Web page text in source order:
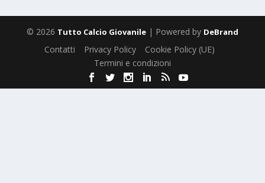
© 2026 Tutto Calcio Giovanile | Powered by DeBrand
Contatti Privacy Policy
Cookie Policy (UE)
Termini e condizioni